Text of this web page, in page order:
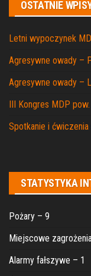
OSTATNIE
Letni wypoczynek
Agresywne owady –
Agresywne owady –
III Kongres MDP
Spotkanie i
STATYSTYKA
Pożary – 9
Miejscowe
Alarmy fałszywe – 1